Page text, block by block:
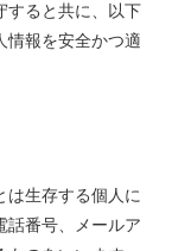
すると共に、以下
情報を安全かつ適
は生存する個人に
話番号、メールア